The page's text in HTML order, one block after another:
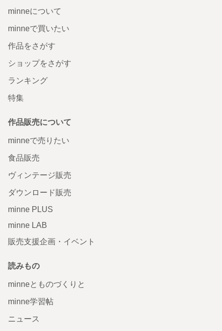
minneについて
minneで買いたい
作品をさがす
ショップをさがす
ランキング
特集
作品販売について
minneで売りたい
食品販売
ヴィンテージ販売
ダウンロード販売
minne PLUS
minne LAB
販売支援企画・イベント
読みもの
minneとものづくりと
minne学習帖
ニュース